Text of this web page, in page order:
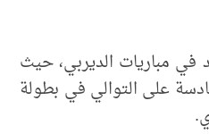
في مباريات الديربي، حيث
على التوالي في بطولة